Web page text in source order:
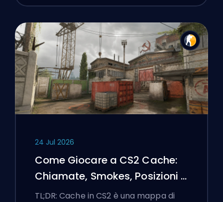
24 Jul 2026
Come Giocare a CS2 Cache:
Chiamate, Smokes, Posizioni e
Suggerimenti Premier
TL;DR: Cache in CS2 è una mappa di